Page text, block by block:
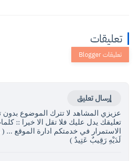
تعليقات
إرسال تعليق
عزيزي المشاهد لا تترك الموضوع بدون
تعليقك يدل عليك فلا تقل الا خيرا ::
الاستمرار في خدمتكم ادارة الموقع ...
لَدَيْهِ رَقِيبٌ عَتِيدٌ )